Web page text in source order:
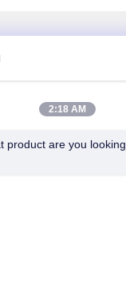
की सदस्यता लें।
2:18 AM
product are you looking